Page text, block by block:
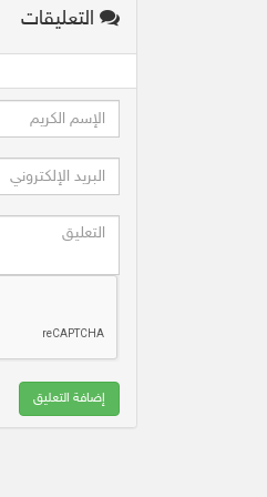
التعليقات
إضافة التعليق